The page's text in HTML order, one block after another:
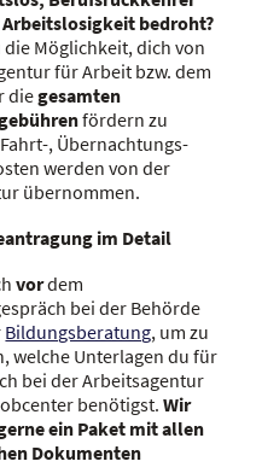
bedroht?
die Möglichkeit, dich von
für Arbeit bzw. dem
diegesamten
fördern zu
, Übernachtungs-
werden von der
übernommen.
im Detail
vordem
bei der Behörde
Bildungsberatung, um zu
welche Unterlagen du für
bei der Arbeitsagentur
benötigst.Wir
ein Paket mit allen
Dokumenten